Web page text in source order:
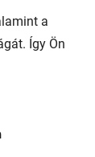
a
Így Ön